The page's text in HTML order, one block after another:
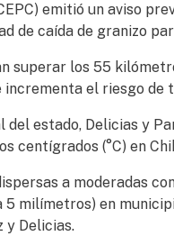
emitió un aviso
de caída de granizo
superar los 55
incrementa el riesgo de
estado, Delicias y
centígrados (°C) en
a moderadas
5 milímetros) en
y Delicias.